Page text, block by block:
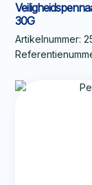
30G
Artikelnummer: